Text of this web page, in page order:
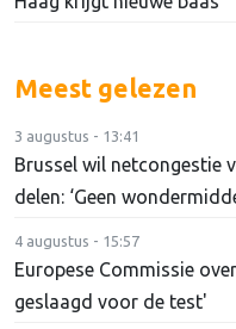
Meest gelezen
3 augustus - 13:41
Brussel wil netcongestie
delen: ‘Geen
4 augustus - 15:57
Europese Commissie
geslaagd voor de test'